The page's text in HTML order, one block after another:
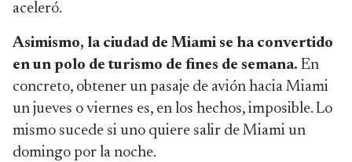
aceleró.
Asimismo, la ciudad de Miami se ha convertido
en un polo de turismo de fines de semana. En
concreto, obtener un pasaje de avión hacia Miami
un jueves o viernes es, en los hechos, imposible. Lo
mismo sucede si uno quiere salir de Miami un
domingo por la noche.